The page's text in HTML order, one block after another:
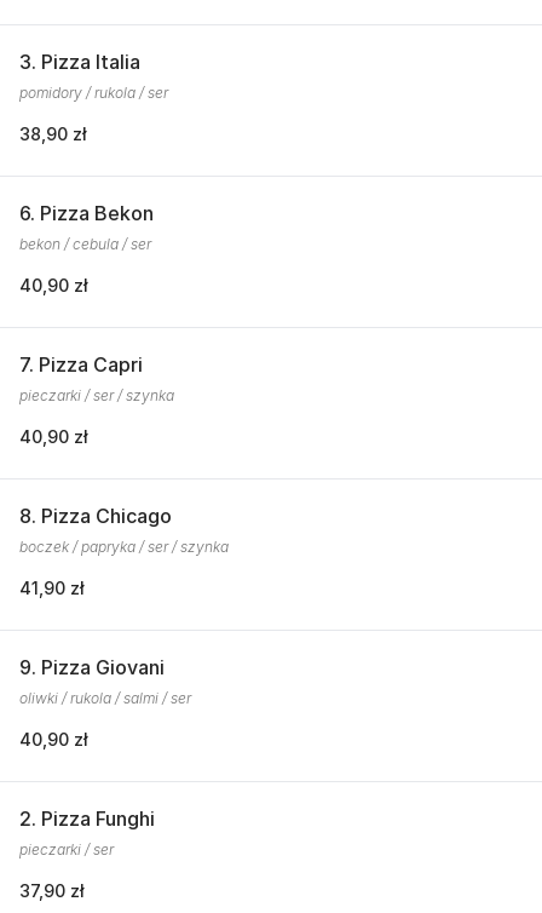
3. Pizza Italia
pomidory / rukola / ser
38,90 zł
6. Pizza Bekon
bekon / cebula / ser
40,90 zł
7. Pizza Capri
pieczarki / ser / szynka
40,90 zł
8. Pizza Chicago
boczek / papryka / ser / szynka
41,90 zł
9. Pizza Giovani
oliwki / rukola / salmi / ser
40,90 zł
2. Pizza Funghi
pieczarki / ser
37,90 zł